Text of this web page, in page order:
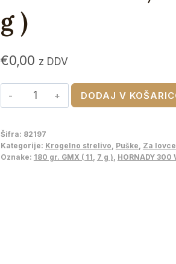
g )
€0,00 z DDV
HORNADY
300
Mag
OUTFITTER
DODAJ V
Šifra: 82197
Kategorije: Krogelno strelivo, Puške, Za lovce
Oznake: 180 gr. GMX ( 11, 7 g ), HORNADY 300